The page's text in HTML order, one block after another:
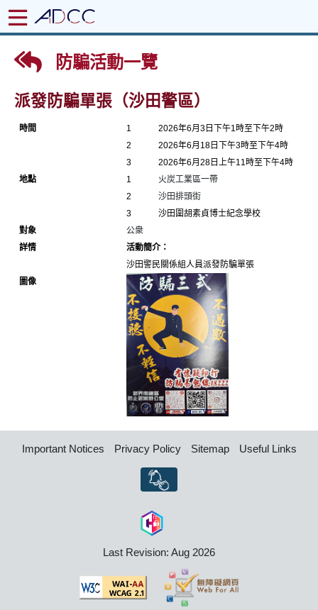
防騙活動一覽
派發防騙單張（沙田警區）
時間
1
2
3
2026年6月3日下午1時至下午2時
2026年6月18日下午3時至下午4時
2026年6月28日上午11時至下午4時
地點
1
2
3
火炭工業區一帶
沙田排頭街
沙田圍胡素貞博士紀念學校
對象
公衆
詳情
活動簡介：
沙田警民關係組人員派發防騙單張
圖像
Important Notices Privacy Policy Sitemap Useful Links
Last Revision: Aug 2026